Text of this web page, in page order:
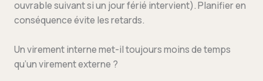
ouvrable suivant si un jour férié intervient). Planifier en
conséquence évite les retards.
Un virement interne met-il toujours moins de temps
qu’un virement externe ?